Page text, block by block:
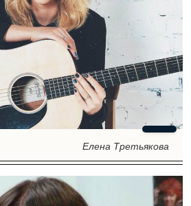
Елена Третьякова